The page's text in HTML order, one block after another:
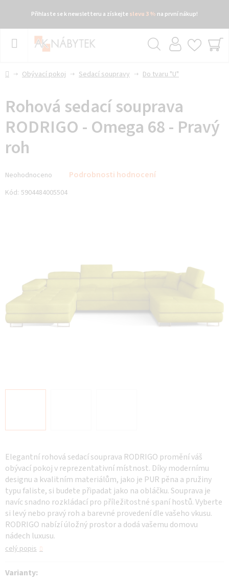
Přihlaste se k newsletteru a získejteslevu 3 % na první nákup!
Přejít
DomůObývací pokoj Sedací soupravy Do tvaru "U"
Elegantní rohová sedací souprava RODRIGO promění váš
obývací pokoj v reprezentativní místnost. Díky modernímu
designu a kvalitním materiálům, jako je PUR pěna a pružiny
typu faliste, si budete připadat jako na obláčku. Souprava je
navíc snadno rozkládací pro příležitostné spaní hostů. Vyberte
si levý nebo pravý roh a barevné provedení dle vašeho vkusu.
RODRIGO nabízí úložný prostor a dodá vašemu domovu
nádech luxusu.
celý popis
Varianty:
Rohová sedací souprava
RODRIGO - Omega 68 - Pravý
roh
hodnocení
produktu
Neohodnoceno Podrobnosti hodnocení
Kód: 5904484005504